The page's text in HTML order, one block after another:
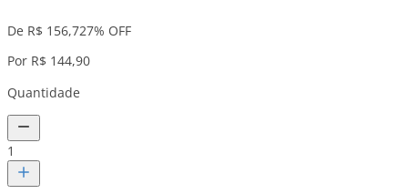
De R$ 156,727% OFF
Por R$ 144,90
Quantidade
1